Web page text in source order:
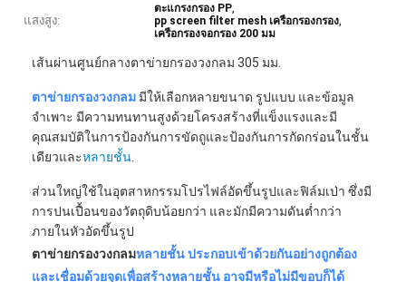
แสงสูง:
ตะแกรงกรอง PP,
pp screen filter mesh เครือกรองกรอง,
เครือกรองจอกรอง 200 มม
เส้นผ่านศูนย์กลางตาข่ายกรองวงกลม 305 มม.
ตาข่ายกรองวงกลม มีให้เลือกหลายขนาด รูปแบบ และข้อมูล
จำเพาะ มีความทนทานสูงด้วยโครงสร้างที่แข็งแรงและมี
คุณสมบัติในการป้องกันการขัดถูและป้องกันการกัดกร่อนในชั้น
เดียวและหลายชั้น
ส่วนใหญ่ใช้ในอุตสาหกรรมโปรไฟล์อัดขึ้นรูปและฟิล์มเป่า ซึ่งมี
การปนเปื้อนของวัตถุดิบน้อยกว่า และมักมีความดันต่ำกว่า
ภายในหัวอัดขึ้นรูป
ตาข่ายกรองวงกลมหลายชั้น ประกอบเข้าด้วยกันอย่างถูกต้อง
และเชื่อมด้วยจุดเพื่อสร้างหลายชั้น อาจมีหรือไม่มีขอบก็ได้